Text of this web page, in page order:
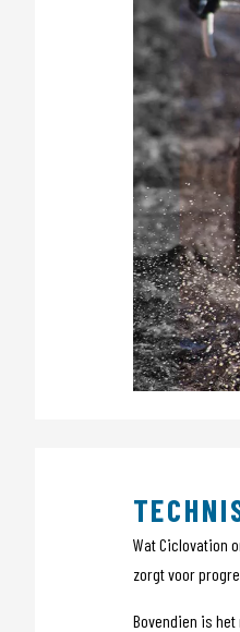
Wat Ciclovation
zorgt voor
Bovendien is